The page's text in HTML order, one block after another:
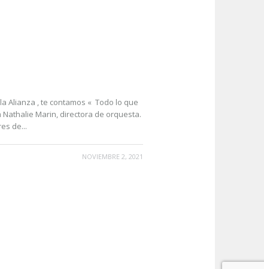
, te contamos « Todo lo que
Marin, directora de orquesta.
de...
NOVIEMBRE 2, 2021